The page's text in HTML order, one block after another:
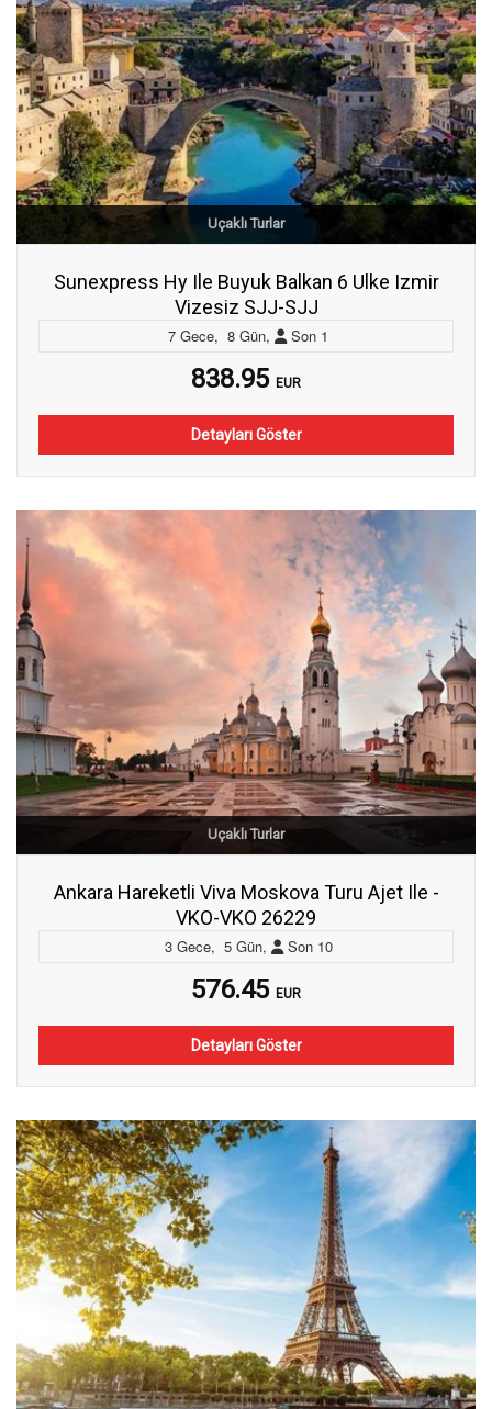
Uçaklı Turlar
Sunexpress Hy Ile Buyuk Balkan 6 Ulke Izmir
Vizesiz SJJ-SJJ
7 Gece, 8 Gün, Son 1
838.95 EUR
Detayları Göster
Uçaklı Turlar
Ankara Hareketli Viva Moskova Turu Ajet Ile -
VKO-VKO 26229
3 Gece, 5 Gün, Son10
576.45 EUR
Detayları Göster